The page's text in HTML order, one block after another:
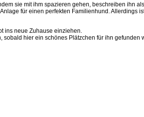
sie mit ihm spazieren gehen, beschreiben ihn
für einen perfekten Familienhund. Allerdings
ins neue Zuhause einziehen.
sobald hier ein schönes Plätzchen für ihn gefunden